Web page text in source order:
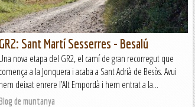
GR2: Sant Martí Sesserres - Besalú
Una nova etapa del GR2, el camí de gran recorregut que
comença a la Jonquera i acaba a Sant Adrià de Besòs. Avui
hem deixat enrere l’Alt Empordà i hem entrat a la...
de muntanya